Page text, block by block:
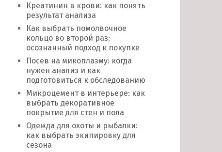
Креатинин в крови: как понять
результат анализа
Как выбрать помолвочное
кольцо во второй раз:
осознанный подход к покупке
Посев на микоплазму: когда
нужен анализ и как
подготовиться к обследованию
Микроцемент в интерьере: как
выбрать декоративное
покрытие для стен и пола
Одежда для охоты и рыбалки:
как выбрать экипировку для
сезона